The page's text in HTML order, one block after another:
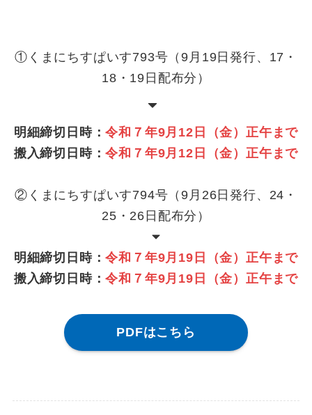
①くまにちすぱいす793号（9月19日発行、17・
18・19日配布分）
明細締切日時：令和７年9月12日（金）正午まで
搬入締切日時：令和７年9月12日（金）正午まで
②くまにちすぱいす794号（9月26日発行、24・
25・26日配布分）
明細締切日時：令和７年9月19日（金）正午まで
搬入締切日時：令和７年9月19日（金）正午まで
PDFはこちら